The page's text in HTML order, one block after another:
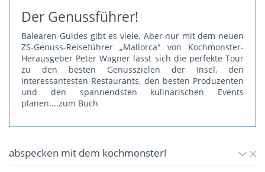
Der Genussführer!
Balearen-Guides gibt es viele. Aber nur mit dem neuen
ZS-Genuss-Reiseführer „Mallorca" von Kochmonster-
Herausgeber Peter Wagner lässt sich die perfekte Tour
zu den besten Genusszielen der Insel, den
interessantesten Restaurants, den besten Produzenten
und den spannendsten kulinarischen Events
planen....zum Buch
abspecken mit dem kochmonster!